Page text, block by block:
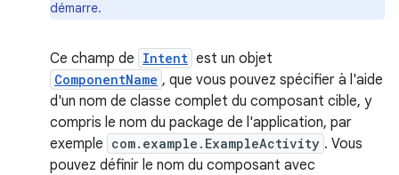
démarre.
Ce champ de Intent est un objet
ComponentName , que vous pouvez spécifier à l'aide
d'un nom de classe complet du composant cible, y
compris le nom du package de l'application, par
exemple com.example.ExampleActivity . Vous
pouvez définir le nom du composant avec